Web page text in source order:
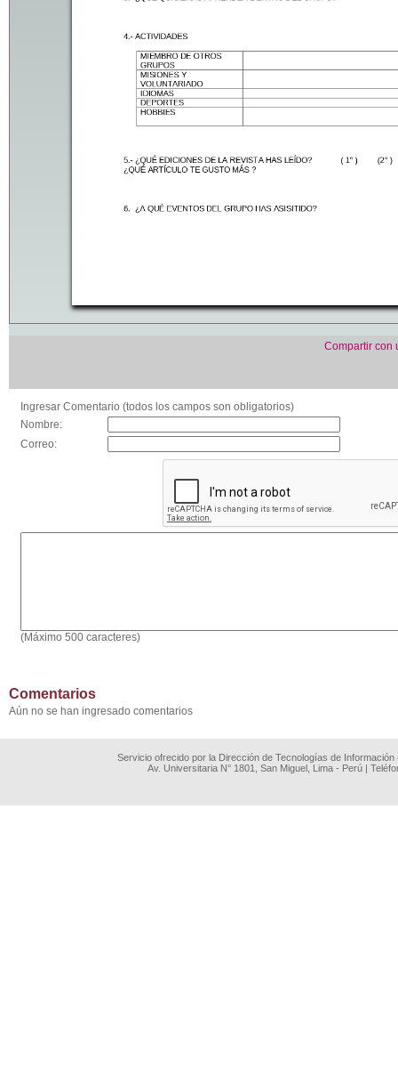
Compartir con
Ingresar Comentario (todos los campos son obligatorios)
Nombre:
Correo:
(Máximo 500 caracteres)
Comentarios
Aún no se han ingresado comentarios
Servicio ofrecido por la Dirección de Tecnologías de
Av. Universitaria N° 1801, San Miguel, Lima - Perú |